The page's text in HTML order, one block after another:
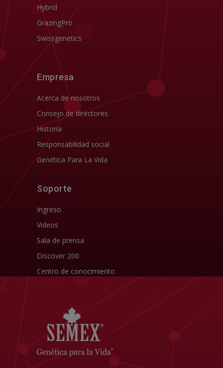
Hybrid
GrazingPro
Swissgenetics
Empresa
Acerca de nosotros
Consejo de directores
Historia
Responsabilidad social
Genética Para La Vida
Soporte
Ingreso
Videos
Sala de prensa
Discover 200
Centro de conocimiento